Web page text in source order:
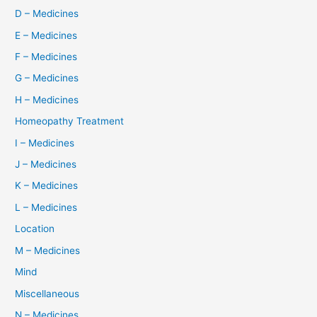
D – Medicines
E – Medicines
F – Medicines
G – Medicines
H – Medicines
Homeopathy Treatment
I – Medicines
J – Medicines
K – Medicines
L – Medicines
Location
M – Medicines
Mind
Miscellaneous